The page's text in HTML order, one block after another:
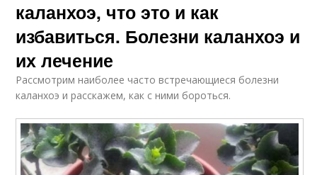
каланхоэ, что это и как
избавиться. Болезни каланхоэ и
их лечение
Рассмотрим наиболее часто встречающиеся болезни
каланхоэ и расскажем, как с ними бороться.